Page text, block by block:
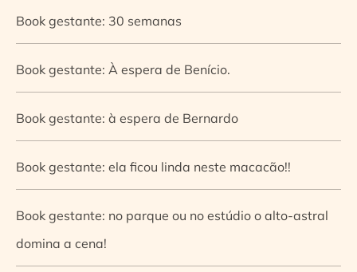
Book gestante: 30 semanas
Book gestante: À espera de Benício.
Book gestante: à espera de Bernardo
Book gestante: ela ficou linda neste macacão!!
Book gestante: no parque ou no estúdio o alto-astral
domina a cena!